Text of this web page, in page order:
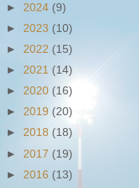
► 2024 (9)
► 2023 (10)
► 2022 (15)
► 2021 (14)
► 2020 (16)
► 2019 (20)
► 2018 (18)
► 2017 (19)
► 2016 (13)